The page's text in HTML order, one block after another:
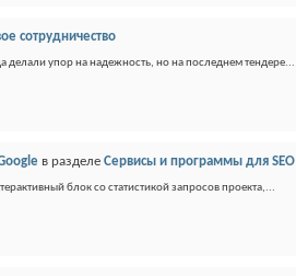
сотрудничество
делали упор на надежность, но на последнем тендере...
в разделе Сервисы и программы для SEO
блок со статистикой запросов проекта,...